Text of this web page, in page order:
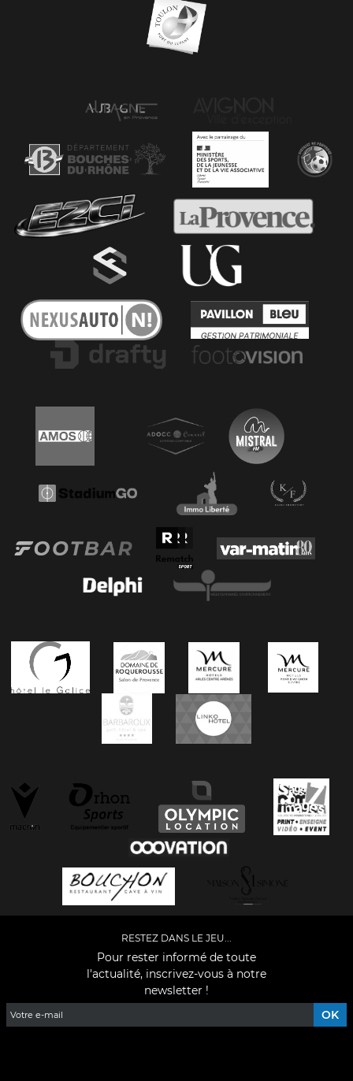
RESTEZ DANS LE JEU...
Pour rester informé de toute
l'actualité, inscrivez-vous à notre
newsletter !